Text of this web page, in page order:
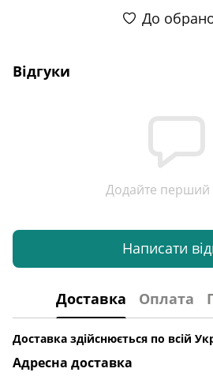
До
Відгуки
Додайте перший
Написати
Доставка Оплата
Доставка здійснюється по всій
Адресна доставка